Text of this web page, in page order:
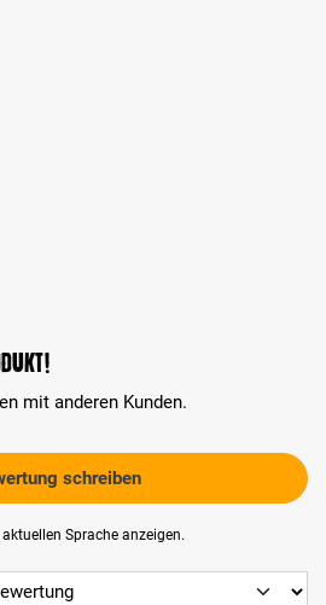
mit anderen Kunden.
schreiben
Sprache anzeigen.